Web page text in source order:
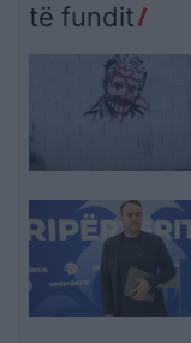
të fundit